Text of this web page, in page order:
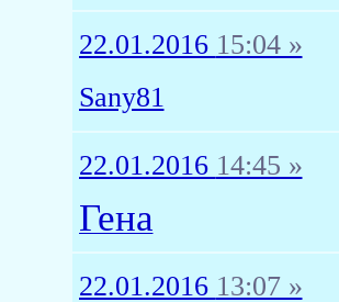
22.01.2016 15:04 »
Sany81
22.01.2016 14:45 »
Гена
22.01.2016 13:07 »